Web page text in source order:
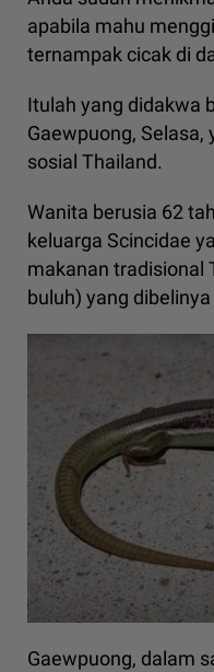
apabila mahu
ternampak cicak di
Itulah yang didakwa
Gaewpuong,
sosial Thailand.
Wanita berusia 62
keluarga Scincidae
makanan tradisional
buluh) yang
Gaewpuong, dalam